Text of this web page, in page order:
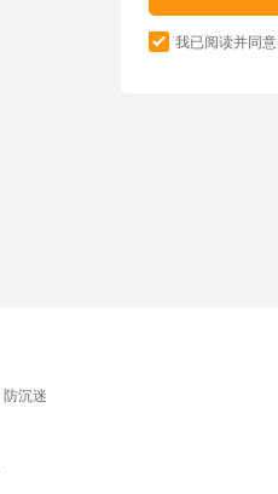
我已阅读并同意
防沉迷